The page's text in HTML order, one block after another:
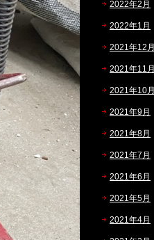
2022年2月
2022年1月
2021年12月
2021年11月
2021年10月
2021年9月
2021年8月
2021年7月
2021年6月
2021年5月
2021年4月